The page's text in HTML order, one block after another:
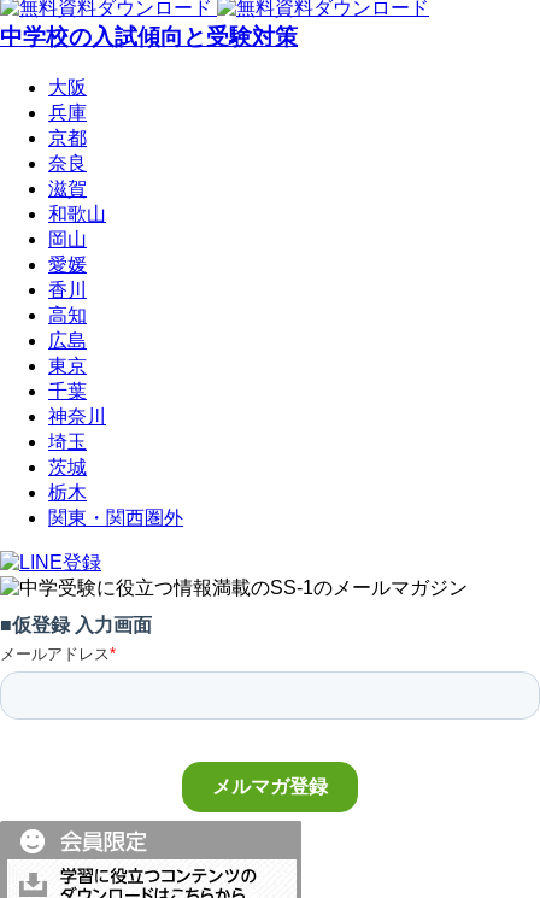
中学校の入試傾向と受験対策
大阪
兵庫
京都
奈良
滋賀
和歌山
岡山
愛媛
香川
高知
広島
東京
千葉
神奈川
埼玉
茨城
栃木
関東・関西圏外